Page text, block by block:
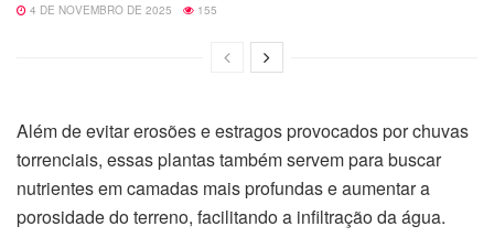
4 DE NOVEMBRO DE 2025 155
Além de evitar erosões e estragos provocados por chuvas
torrenciais, essas plantas também servem para buscar
nutrientes em camadas mais profundas e aumentar a
porosidade do terreno, facilitando a infiltração da água.